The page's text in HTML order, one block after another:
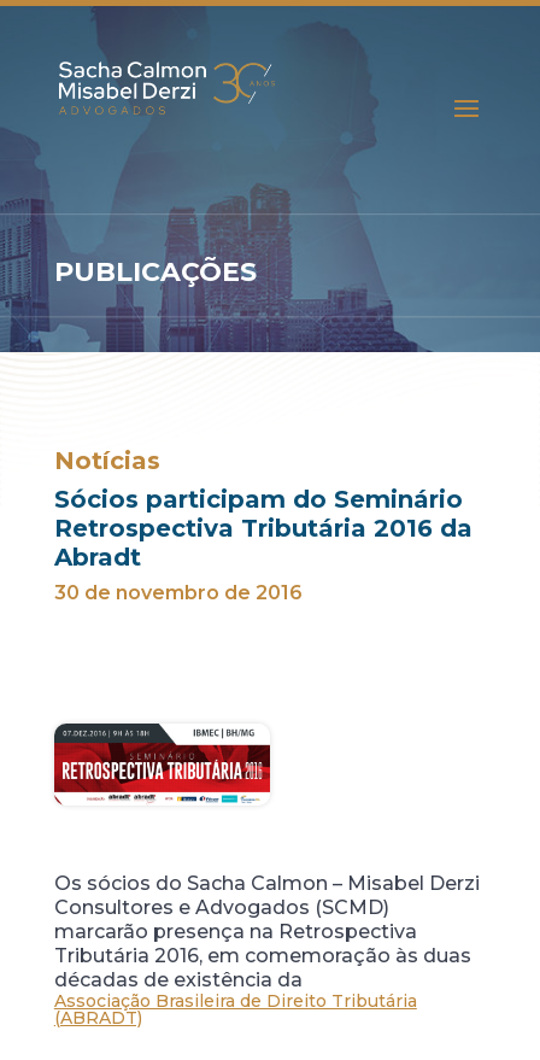
PUBLICAÇÕES
Notícias
Sócios participam do Seminário
Retrospectiva Tributária 2016 da
Abradt
30 de novembro de 2016
Os sócios do Sacha Calmon – Misabel Derzi
Consultores e Advogados (SCMD)
marcarão presença na Retrospectiva
Tributária 2016, em comemoração às duas
décadas de existência da
Associação Brasileira de Direito Tributária
(ABRADT)